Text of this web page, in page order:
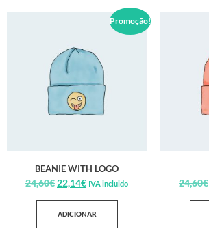
Promoção!
BEANIE WITH LOGO
24,60€ 22,14€ IVA incluido
ADICIONAR
24,60€